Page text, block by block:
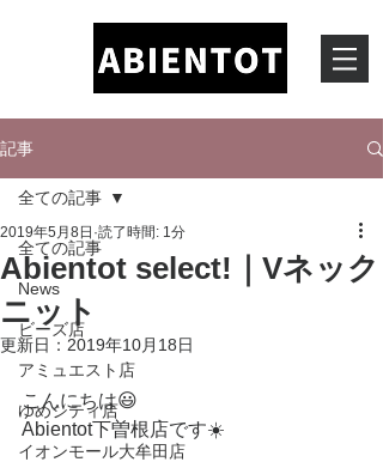
記事
全ての記事
News
ビーズ店
アミュエスト店
ゆめシティ店
イオンモール大牟田店
全ての記事
Abientot select!｜Vネック
ニット
2019年5月8日 読了時間: 1分
更新日： 2019年10月18日
こんにちは😃
Abientot下曽根店です☀️